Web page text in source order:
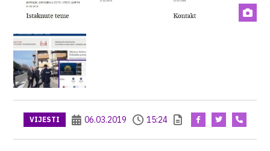
VIJESTI 06.03.2019 15:24